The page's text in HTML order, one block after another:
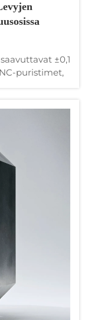
±0,1
puristimet,
opas.